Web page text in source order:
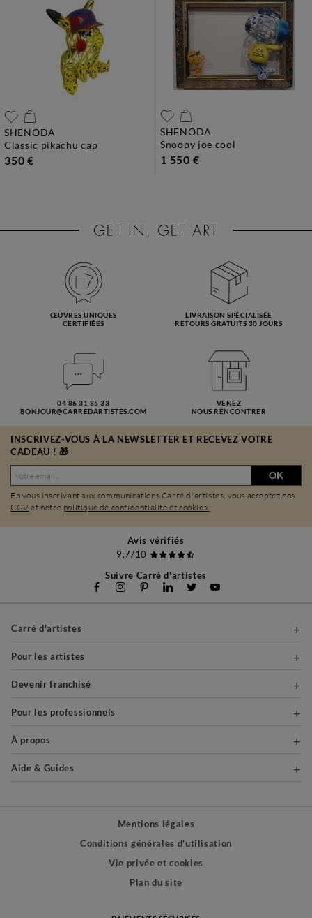
SHENODA
classic pikachu cap
350 €
SHENODA
snoopy joe cool
1 550 €
ŒUVRES UNIQUES
CERTIFIÉES
LIVRAISON SPÉCIALISÉE
RETOURS GRATUITS 30 JOURS
04 86 31 85 33
BONJOUR@CARREDARTISTES.COM
VENEZ
NOUS RENCONTRER
INSCRIVEZ-VOUS À LA NEWSLETTER ET RECEVEZ VOTRE
CADEAU ! 🎁
OK
En vous inscrivant aux communications Carré d'artistes, vous acceptez nos
CGV et notre politique de confidentialité et cookies.
Avis vérifiés
9,7/10
Suivre Carré d'artistes
Carré d'artistes
Pour les artistes
Devenir franchisé
Pour les professionnels
À propos
Aide & Guides
Mentions légales
Conditions générales d'utilisation
Vie privée et cookies
Plan du site